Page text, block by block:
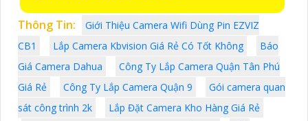
Thông Tin:
Giới Thiệu Camera Wifi Dùng Pin EZVIZ
CB1
Lắp Camera Kbvision Giá Rẻ Có Tốt Không
Báo
Giá Camera Dahua
Công Ty Lắp Camera Quận Tân Phú
Giá Rẻ
Công Ty Lắp Camera Quận 9
Gói camera quan
sát công trình 2k
Lắp Đặt Camera Kho Hàng Giá Rẻ